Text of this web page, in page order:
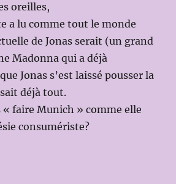
oreilles,
a lu comme tout le monde
de Jonas serait (un grand
Madonna qui a déjà
Jonas s’est laissé pousser la
déjà tout.
« faire Munich » comme elle
consumériste?